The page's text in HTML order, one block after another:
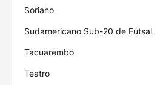
Soriano
Sudamericano Sub-20 de Fútsal
Tacuarembó
Teatro